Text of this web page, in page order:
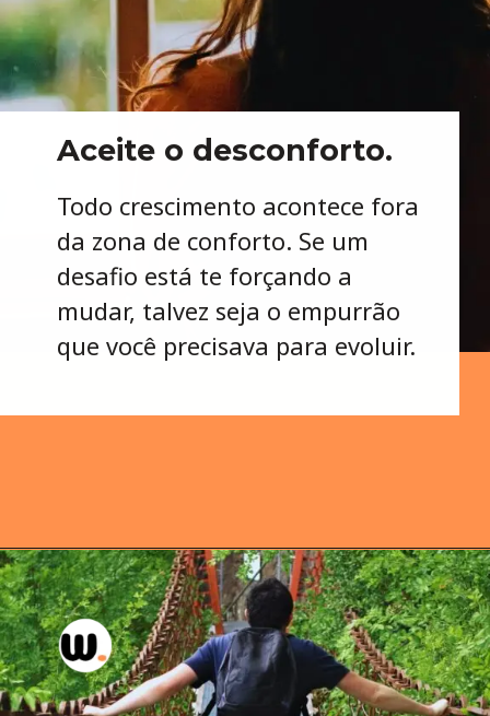
Aceite o desconforto.
Todo crescimento acontece fora
da zona de conforto. Se um
desafio está te forçando a
mudar, talvez seja o empurrão
que você precisava para evoluir.
Opening https://wellas.com.br/a-importancia-de-abracar-a-vulnerabilidade-para-crescer/